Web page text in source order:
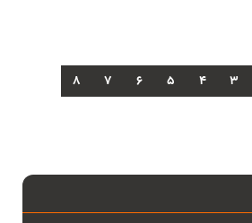
3
4
5
6
7
8